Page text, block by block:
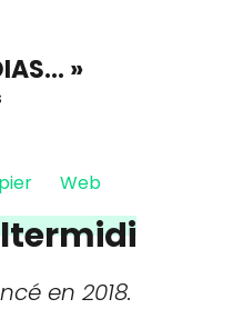
»
Web
en 2018.